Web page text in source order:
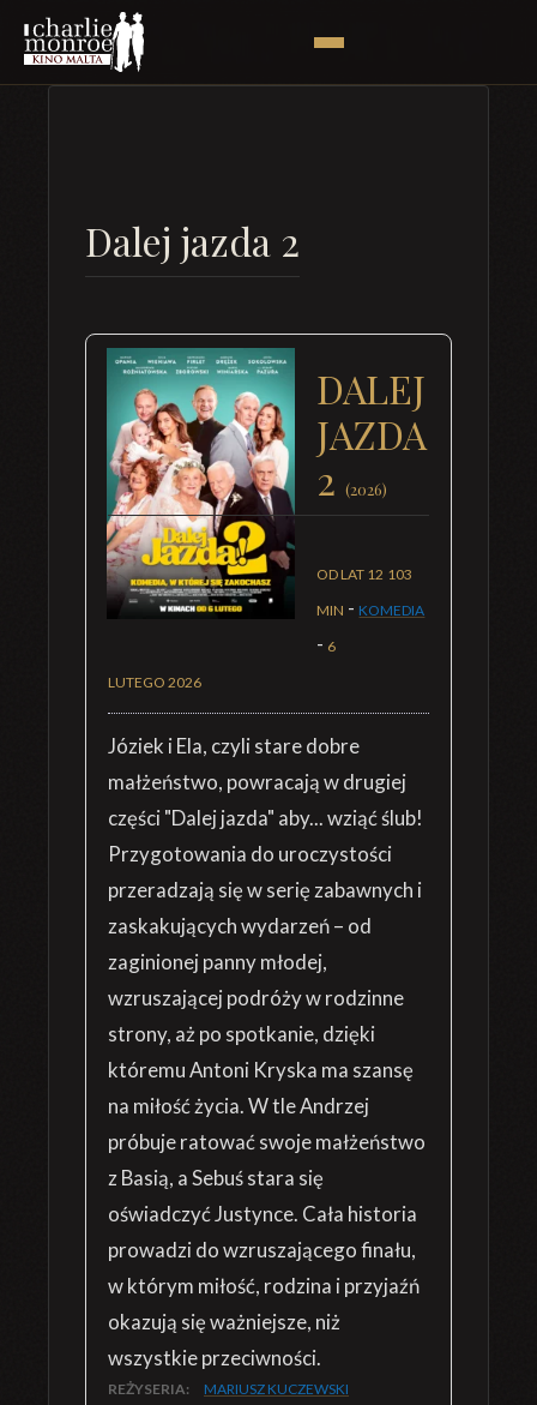
Dalej jazda 2
DALEJ
JAZDA
2(2026)
OD LAT 12 103
MIN - KOMEDIA
- 6
LUTEGO 2026
Józiek i Ela, czyli stare dobre
małżeństwo, powracają w drugiej
części "Dalej jazda" aby... wziąć ślub!
Przygotowania do uroczystości
przeradzają się w serię zabawnych i
zaskakujących wydarzeń – od
zaginionej panny młodej,
wzruszającej podróży w rodzinne
strony, aż po spotkanie, dzięki
któremu Antoni Kryska ma szansę
na miłość życia. W tle Andrzej
próbuje ratować swoje małżeństwo
z Basią, a Sebuś stara się
oświadczyć Justynce. Cała historia
prowadzi do wzruszającego finału,
w którym miłość, rodzina i przyjaźń
okazują się ważniejsze, niż
wszystkie przeciwności.
REŻYSERIA: MARIUSZ KUCZEWSKI